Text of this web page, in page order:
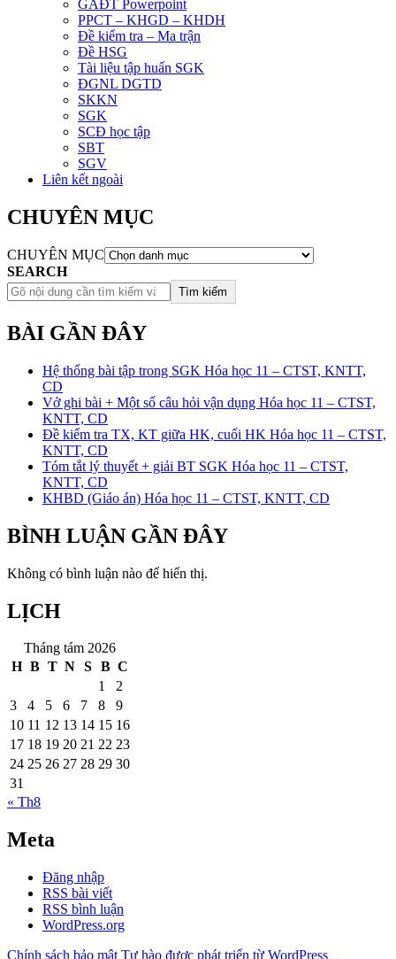
GAĐT Powerpoint
PPCT – KHGD – KHDH
Đề kiểm tra – Ma trận
Đề HSG
Tài liệu tập huấn SGK
ĐGNL DGTD
SKKN
SGK
SCĐ học tập
SBT
SGV
Liên kết ngoài
CHUYÊN MỤC
CHUYÊN MỤC
SEARCH
Tìm kiếm
BÀI GẦN ĐÂY
Hệ thống bài tập trong SGK Hóa học 11 – CTST, KNTT,
CD
Vở ghi bài + Một số câu hỏi vận dụng Hóa học 11 – CTST,
KNTT, CD
Đề kiểm tra TX, KT giữa HK, cuối HK Hóa học 11 – CTST,
KNTT, CD
Tóm tắt lý thuyết + giải BT SGK Hóa học 11 – CTST,
KNTT, CD
KHBD (Giáo án) Hóa học 11 – CTST, KNTT, CD
BÌNH LUẬN GẦN ĐÂY
Không có bình luận nào để hiển thị.
LỊCH
Tháng tám 2026
H B T N S B C
1
2
3
4 5 6 7 8
9
10 11 12 13 14 15 16
17 18 19 20 21 22 23
24 25 26 27 28 29 30
31
« Th8
Meta
Đăng nhập
RSS bài viết
RSS bình luận
WordPress.org
Chính sách bảo mật Tự hào được phát triển từ WordPress